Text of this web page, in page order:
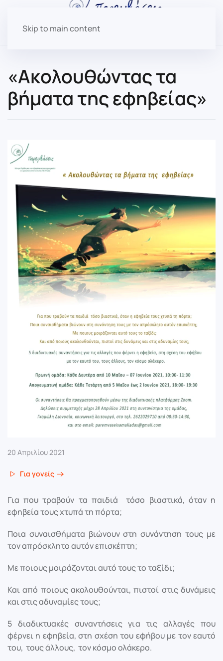
Skip to main content
«Ακολουθώντας τα
βήματα της εφηβείας»
20 Απριλίου 2021
Για γονείς
Για που τραβούν τα παιδιά τόσο βιαστικά, όταν η
εφηβεία τους χτυπά τη πόρτα;
Ποια συναισθήματα βιώνουν στη συνάντηση τους με
τον απρόσκλητο αυτόν επισκέπτη;
Με ποιους μοιράζονται αυτό τους το ταξίδι;
Και από ποιους ακολουθούνται, πιστοί στις δυνάμεις
και στις αδυναμίες τους;
5 διαδικτυακές συναντήσεις για τις αλλαγές που
φέρνει η εφηβεία, στη σχέση του εφήβου με τον εαυτό
του, τους άλλους, τον κόσμο ολάκερο.